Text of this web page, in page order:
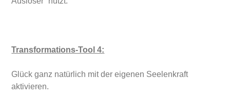
Transformations-Tool 4:
Glück ganz natürlich mit der eigenen Seelenkraft
aktivieren.